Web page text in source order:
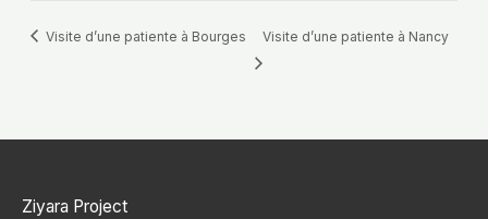
Visite d’une patiente à Bourges Visite d’une patiente à Nancy
Ziyara Project